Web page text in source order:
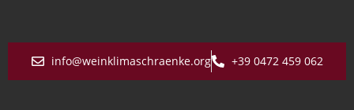
info@weinklimaschraenke.org +39 0472 459 062